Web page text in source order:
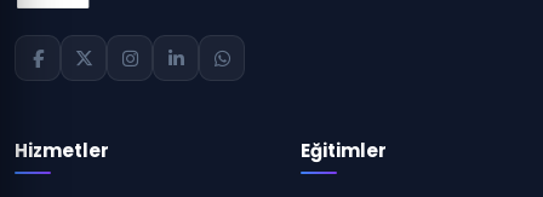
Hizmetler Eğitimler